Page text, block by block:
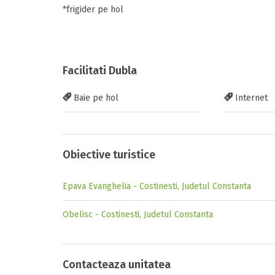
*frigider pe hol
Facilitati Dubla
Baie pe hol Internet
Obiective turistice
Epava Evanghelia - Costinesti, Judetul Constanta
Obelisc - Costinesti, Judetul Constanta
Contacteaza unitatea